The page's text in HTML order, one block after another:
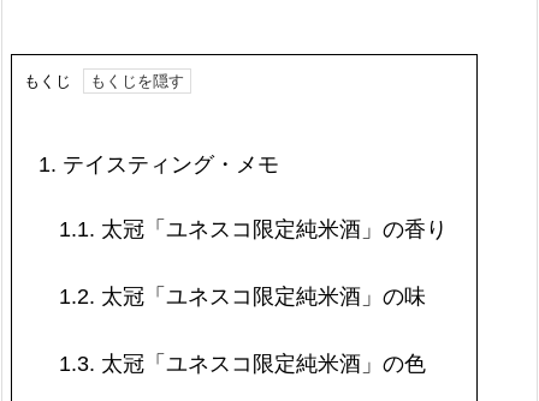
もくじ
1. テイスティング・メモ
1.1. 太冠「ユネスコ限定純米酒」の香り
1.2. 太冠「ユネスコ限定純米酒」の味
1.3. 太冠「ユネスコ限定純米酒」の色